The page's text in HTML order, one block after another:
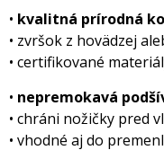
• kvalitná prírodná
• zvršok z hovädzej
• certifikované
• nepremokavá
• chráni nožičky pred
• vhodné aj do